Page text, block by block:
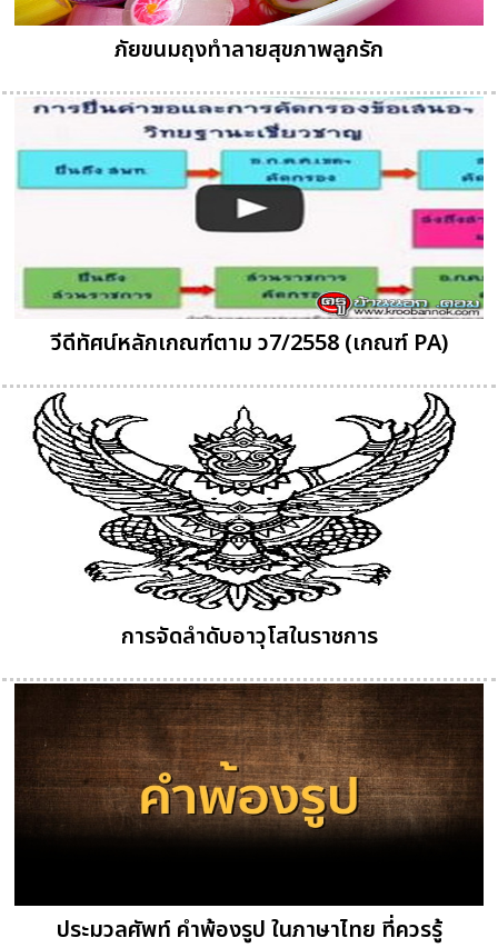
ภัยขนมถุงทำลายสุขภาพลูกรัก
วีดีทัศน์หลักเกณฑ์ตาม ว7/2558 (เกณฑ์ PA)
การจัดลำดับอาวุโสในราชการ
ประมวลศัพท์ คำพ้องรูป ในภาษาไทย ที่ควรรู้